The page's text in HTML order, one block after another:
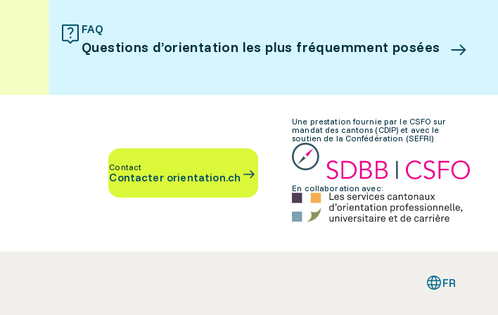
FAQ
Questions d’orientation les plus fréquemment posées
Contact
Contacter orientation.ch
Une prestation fournie par le CSFO sur
mandat des cantons (CDIP) et avec le
soutien de la Confédération (SEFRI)
En collaboration avec:
FR